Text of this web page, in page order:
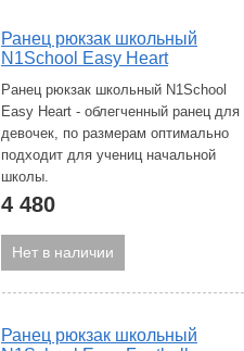
Ранец рюкзак школьный
N1School Easy Heart
Ранец рюкзак школьный N1School
Easy Heart - облегченный ранец для
девочек, по размерам оптимально
подходит для учениц начальной
школы.
4 480
Нет в наличии
Ранец рюкзак школьный